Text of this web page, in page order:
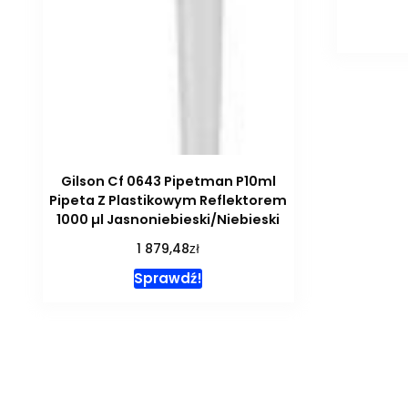
Gilson Cf 0643 Pipetman P10ml
Pipeta Z Plastikowym Reflektorem
1000 µl Jasnoniebieski/Niebieski
1 879,48zł
Sprawdź!